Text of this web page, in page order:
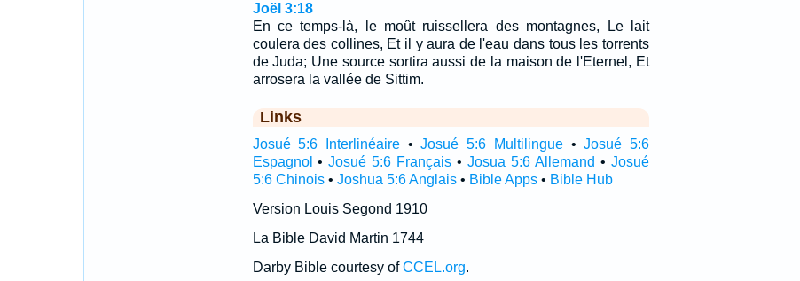
Joël 3:18
En ce temps-là, le moût ruissellera des montagnes, Le lait
coulera des collines, Et il y aura de l'eau dans tous les torrents
de Juda; Une source sortira aussi de la maison de l'Eternel, Et
arrosera la vallée de Sittim.
Links
Josué 5:6 Interlinéaire•Josué 5:6 Multilingue•Josué 5:6
Espagnol •Josué 5:6 Français •Josua 5:6 Allemand • Josué
5:6 Chinois• Joshua 5:6 Anglais• Bible Apps• Bible Hub
Version Louis Segond 1910
La Bible David Martin 1744
Darby Bible courtesy ofCCEL.org.